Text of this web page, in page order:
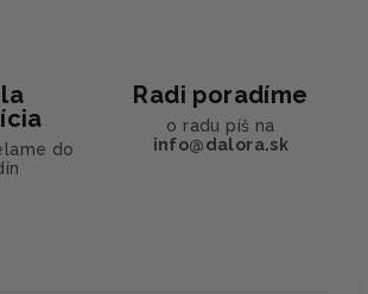
do
Radi poradíme
o radu píš na
info@dalora.sk